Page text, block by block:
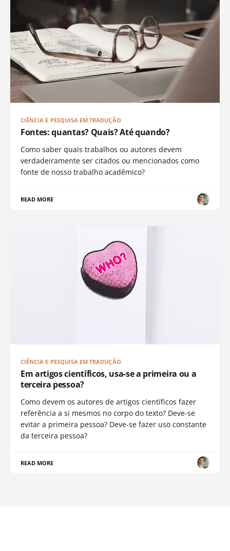
CIÊNCIA E PESQUISA EM TRADUÇÃO
Fontes: quantas? Quais? Até quando?
Como saber quais trabalhos ou autores devem
verdadeiramente ser citados ou mencionados como
fonte de nosso trabalho acadêmico?
READ MORE
CIÊNCIA E PESQUISA EM TRADUÇÃO
Em artigos científicos, usa-se a primeira ou a
terceira pessoa?
Como devem os autores de artigos científicos fazer
referência a si mesmos no corpo do texto? Deve-se
evitar a primeira pessoa? Deve-se fazer uso constante
da terceira pessoa?
READ MORE